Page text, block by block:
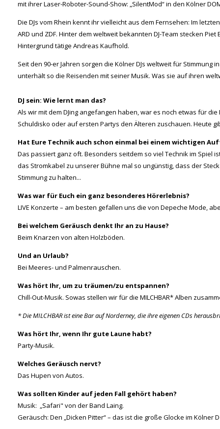
mit ihrer Laser-Roboter-Sound-Show: „SilentMod“ in den Kölner
Die DJs vom Rhein kennt ihr vielleicht aus dem Fernsehen: Im
ARD und ZDF. Hinter dem weltweit bekannten DJ-Team stecken
Hintergrund tätige Andreas Kaufhold.
Seit den 90-er Jahren sorgen die Kölner DJs weltweit für
unterhält so die Reisenden mit seiner Musik. Was sie auf ihren
DJ sein: Wie lernt man das?
Als wir mit dem DJing angefangen haben, war es noch etwas für
Schuldisko oder auf ersten Partys den Älteren zuschauen. Heute
Hat Eure Technik auch schon einmal bei einem wichtigen
Das passiert ganz oft. Besonders seitdem so viel Technik im Spiel
das Stromkabel zu unserer Bühne mal so ungünstig, dass der
Stimmung zu halten...
Was war für Euch ein ganz besonderes Hörerlebnis?
LIVE Konzerte – am besten gefallen uns die von Depeche Mode,
Bei welchem Geräusch denkt Ihr an zu Hause?
Beim Knarzen von alten Holzböden.
Und an Urlaub?
Bei Meeres- und Palmenrauschen.
Was hört Ihr, um zu träumen/zu entspannen?
Chill-Out-Musik. Sowas stellen wir für die MILCHBAR* Alben
* Die MILCHBAR ist eine Bar auf Norderney, die ihre eigenen CDs
Was hört Ihr, wenn Ihr gute Laune habt?
Party-Musik.
Welches Geräusch nervt?
Das Hupen von Autos.
Was sollten Kinder auf jeden Fall gehört haben?
Musik: „Safari" von der Band Laing.
Geräusch: Den „Dicken Pitter“ – das ist die große Glocke im Kölner